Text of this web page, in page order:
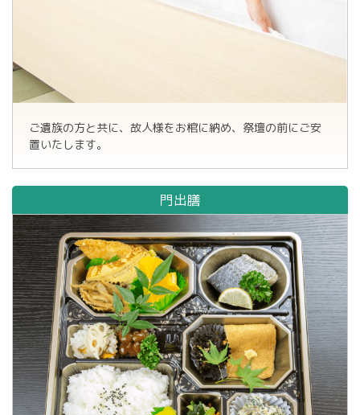
ご遺族の方と共に、故人様をお棺に納め、祭壇の前にご安
置いたします。
門出膳